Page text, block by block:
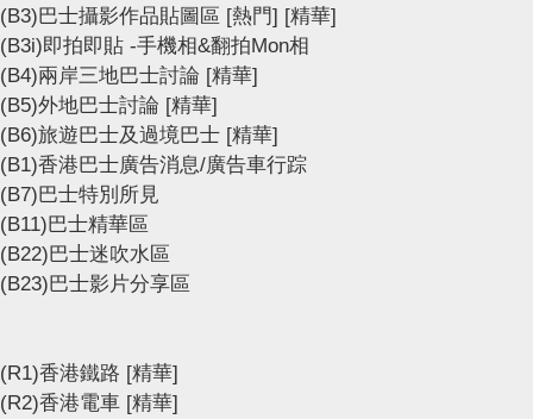
(B3)巴士攝影作品貼圖區 [熱門] [精華]
(B3i)即拍即貼 -手機相&翻拍Mon相
(B4)兩岸三地巴士討論 [精華]
(B5)外地巴士討論 [精華]
(B6)旅遊巴士及過境巴士 [精華]
(B1)香港巴士廣告消息/廣告車行踪
(B7)巴士特別所見
(B11)巴士精華區
(B22)巴士迷吹水區
(B23)巴士影片分享區
(R1)香港鐵路 [精華]
(R2)香港電車 [精華]